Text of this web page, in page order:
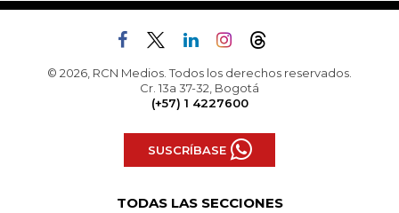
© 2026, RCN Medios. Todos los derechos reservados.
Cr. 13a 37-32, Bogotá
(+57) 1 4227600
SUSCRÍBASE
TODAS LAS SECCIONES